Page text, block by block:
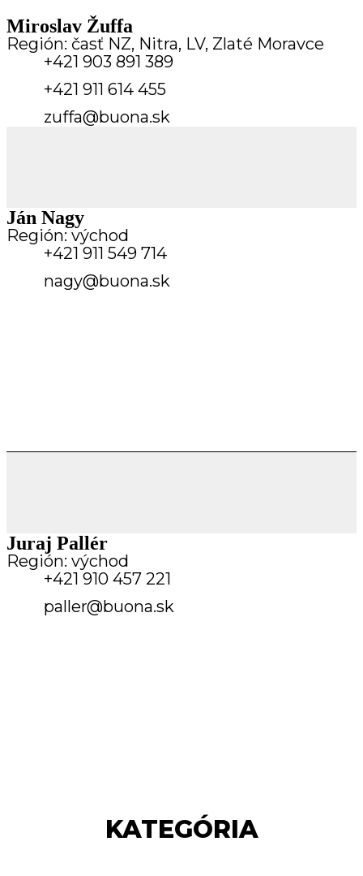
Miroslav Žuffa
Región: časť NZ, Nitra, LV, Zlaté Moravce
+421 903 891 389
+421 911 614 455
zuffa@buona.sk
Ján Nagy
Región: východ
+421 911 549 714
nagy@buona.sk
Juraj Pallér
Región: východ
+421 910 457 221
paller@buona.sk
KATEGÓRIA